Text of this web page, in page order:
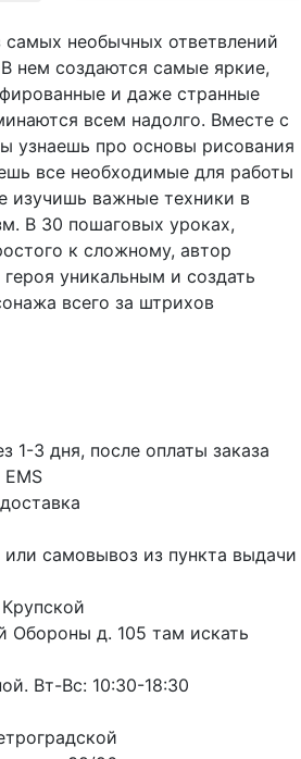
необычных ответвлений
нем создаются самые яркие,
и даже странные
всем надолго. Вместе с
узнаешь про основы рисования
все необходимые для работы
изучишь важные техники в
В 30 пошаговых уроках,
к сложному, автор
уникальным и создать
всего за штрихов
1-3 дня, после оплаты заказа
или самовывоз из пункта выдачи
Обороны д. 105 там искать
Вт-Вс: 10:30-18:30